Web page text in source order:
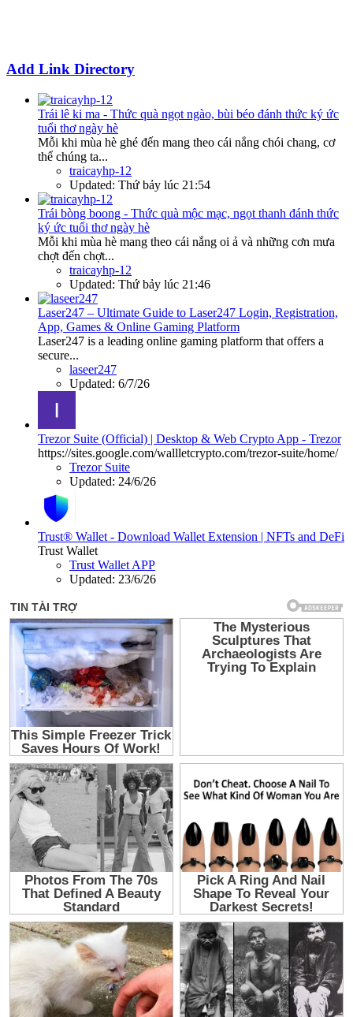
Add Link Directory
Trái lê ki ma - Thức quà ngọt ngào, bùi béo đánh thức ký ức
tuổi thơ ngày hè
Mỗi khi mùa hè ghé đến mang theo cái nắng chói chang, cơ
thể chúng ta...
traicayhp-12
Updated: Thứ bảy lúc 21:54
Trái bòng boong - Thức quà mộc mạc, ngọt thanh đánh thức
ký ức tuổi thơ ngày hè
Mỗi khi mùa hè mang theo cái nắng oi ả và những cơn mưa
chợt đến chợt...
traicayhp-12
Updated: Thứ bảy lúc 21:46
Laser247 – Ultimate Guide to Laser247 Login, Registration,
App, Games & Online Gaming Platform
Laser247 is a leading online gaming platform that offers a
secure...
laseer247
Updated: 6/7/26
Trezor Suite (Official) | Desktop & Web Crypto App - Trezor
https://sites.google.com/wallletcrypto.com/trezor-suite/home/
Trezor Suite
Updated: 24/6/26
Trust® Wallet - Download Wallet Extension | NFTs and DeFi
Trust Wallet
Trust Wallet APP
Updated: 23/6/26